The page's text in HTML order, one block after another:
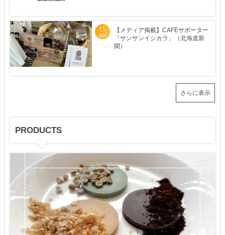
15
Apr
【メディア掲載】CAFEサポーター
「サンサンイシカラ」（北海道新
聞）
さらに表示
PRODUCTS